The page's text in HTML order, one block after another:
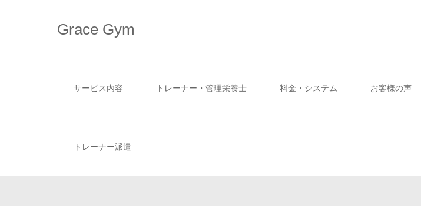
Grace Gym
サービス内容 トレーナー・管理栄養士 料金・システム お客様の声
トレーナー派遣